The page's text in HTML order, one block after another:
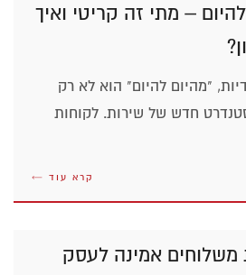
– מתי זה קריטי ואיך
"מהיום להיום" הוא לא רק
חדש של שירות. לקוחות
קרא עוד ←
משלוחים אמינה לעסק